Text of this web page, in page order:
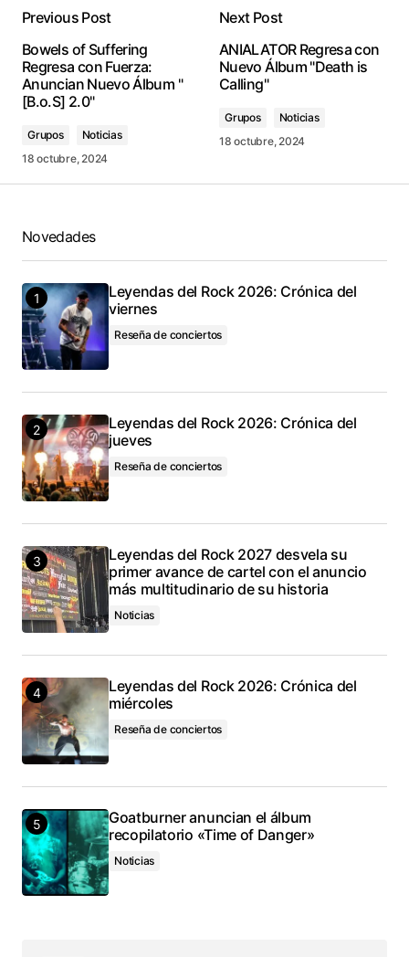
Previous Post
Bowels of Suffering
Regresa con Fuerza:
Anuncian Nuevo Álbum "
[B.o.S] 2.0"
Grupos
Noticias
18 octubre, 2024
Next Post
ANIALATOR Regresa con
Nuevo Álbum "Death is
Calling"
Grupos
Noticias
18 octubre, 2024
Novedades
Leyendas del Rock 2026: Crónica del
viernes
Reseña de conciertos
Leyendas del Rock 2026: Crónica del
jueves
Reseña de conciertos
Leyendas del Rock 2027 desvela su
primer avance de cartel con el anuncio
más multitudinario de su historia
Noticias
Leyendas del Rock 2026: Crónica del
miércoles
Reseña de conciertos
Goatburner anuncian el álbum
recopilatorio «Time of Danger»
Noticias